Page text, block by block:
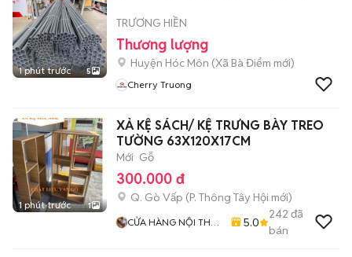
1 phút trước 5
TRƯƠNG HIỀN
Thương lượng
Huyện Hóc Môn (Xã Bà Điểm mới)
Cherry Truong
1 phút trước 1
XẢ KỆ SÁCH/ KỆ TRƯNG BÀY TREO
TƯỜNG 63X120X17CM
Mới Gỗ
300.000 đ
Q. Gò Vấp (P. Thông Tây Hội mới)
CỬA HÀNG NỘI THẤT
5.0
242 đã
bán